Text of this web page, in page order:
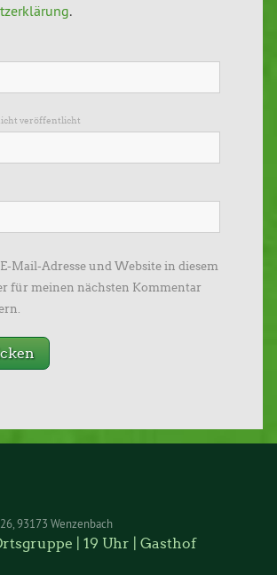
.
veröffentlicht
E-Mail-Adresse und Website in diesem
für meinen nächsten Kommentar
93173 Wenzenbach
| 19 Uhr | Gasthof